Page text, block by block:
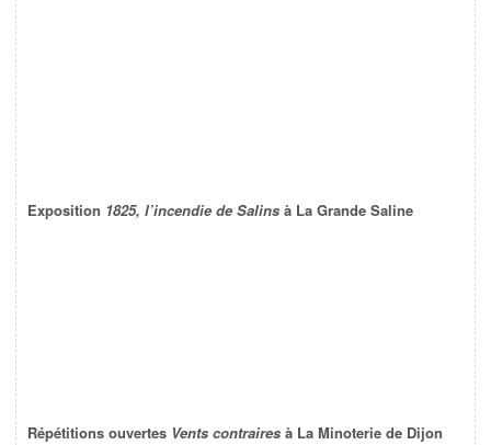
Exposition 1825, l’incendie de Salins à La Grande Saline
Répétitions ouvertes Vents contraires à La Minoterie de Dijon